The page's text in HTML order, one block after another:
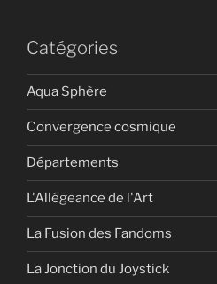
Catégories
Aqua Sphère
Convergence cosmique
Départements
L'Allégeance de l'Art
La Fusion des Fandoms
La Jonction du Joystick